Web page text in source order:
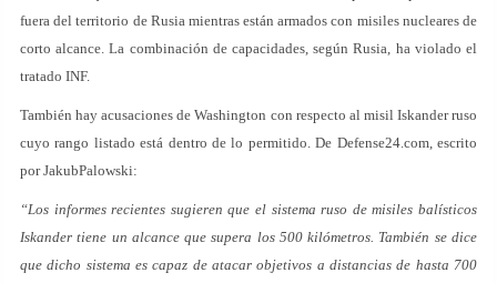
fuera del territorio de Rusia mientras están armados con misiles nucleares de
corto alcance. La combinación de capacidades, según Rusia, ha violado el
tratado INF.
También hay acusaciones de Washington con respecto al misil Iskander ruso
cuyo rango listado está dentro de lo permitido. De Defense24.com, escrito
por JakubPalowski:
“Los informes recientes sugieren que el sistema ruso de misiles balísticos
Iskander tiene un alcance que supera los 500 kilómetros. También se dice
que dicho sistema es capaz de atacar objetivos a distancias de hasta 700